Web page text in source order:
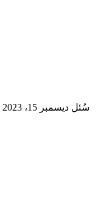
سُئل ديسمبر 15، 2023